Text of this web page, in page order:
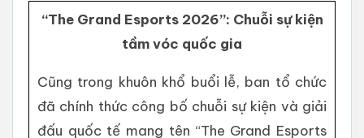
“The Grand Esports 2026”: Chuỗi sự kiện
tầm vóc quốc gia
Cũng trong khuôn khổ buổi lễ, ban tổ chức
đã chính thức công bố chuỗi sự kiện và giải
đấu quốc tế mang tên “The Grand Esports